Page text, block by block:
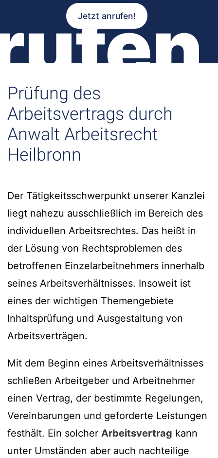
Jetzt anrufen!
Prüfung des
Arbeitsvertrags durch
Anwalt Arbeitsrecht
Heilbronn
Der Tätigkeitsschwerpunkt unserer Kanzlei
liegt nahezu ausschließlich im Bereich des
individuellen Arbeitsrechtes. Das heißt in
der Lösung von Rechtsproblemen des
betroffenen Einzelarbeitnehmers innerhalb
seines Arbeitsverhältnisses. Insoweit ist
eines der wichtigen Themengebiete
Inhaltsprüfung und Ausgestaltung von
Arbeitsverträgen.
Mit dem Beginn eines Arbeitsverhältnisses
schließen Arbeitgeber und Arbeitnehmer
einen Vertrag, der bestimmte Regelungen,
Vereinbarungen und geforderte Leistungen
festhält. Ein solcher Arbeitsvertrag kann
unter Umständen aber auch nachteilige